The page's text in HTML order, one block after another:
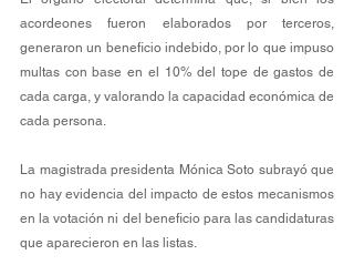
acordeones fueron elaborados por terceros,
generaron un beneficio indebido, por lo que impuso
multas con base en el 10% del tope de gastos de
cada carga, y valorando la capacidad económica de
cada persona.
La magistrada presidenta Mónica Soto subrayó que
no hay evidencia del impacto de estos mecanismos
en la votación ni del beneficio para las candidaturas
que aparecieron en las listas.